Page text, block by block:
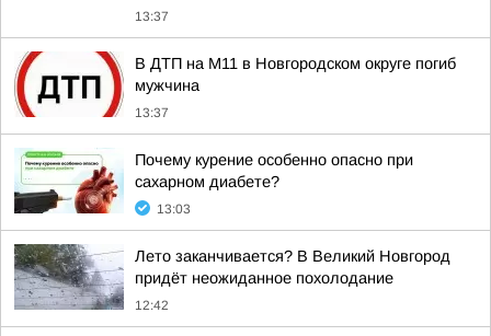
13:37
В ДТП на М11 в Новгородском округе погиб
мужчина
13:37
Почему курение особенно опасно при
сахарном диабете?
13:03
Лето заканчивается? В Великий Новгород
придёт неожиданное похолодание
12:42